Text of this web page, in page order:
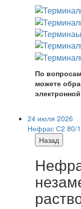
По
можете
24 июля 2026
Нефрас С2 80/
Назад